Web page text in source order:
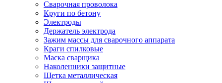
Сварочная проволока
Круги по бетону
Электроды
Держатель электрода
Зажим массы для сварочного аппарата
Краги спилковые
Маска сварщика
Наколенники защитные
Щетка металлическая